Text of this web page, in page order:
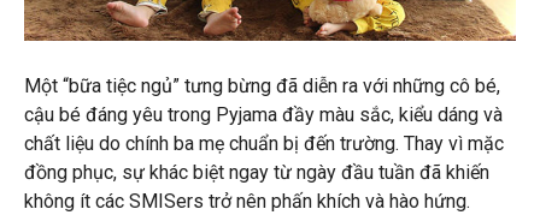
Một “bữa tiệc ngủ” tưng bừng đã diễn ra với những cô bé,
cậu bé đáng yêu trong Pyjama đầy màu sắc, kiểu dáng và
chất liệu do chính ba mẹ chuẩn bị đến trường. Thay vì mặc
đồng phục, sự khác biệt ngay từ ngày đầu tuần đã khiến
không ít các SMISers trở nên phấn khích và hào hứng.